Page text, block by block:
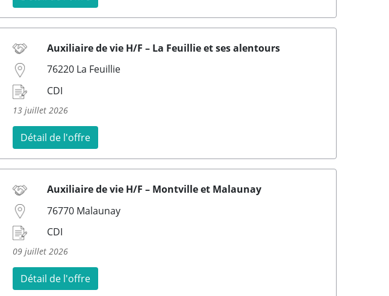
Auxiliaire de vie H/F – La Feuillie et ses alentours
76220 La Feuillie
CDI
13 juillet 2026
Détail de l'offre
Auxiliaire de vie H/F – Montville et Malaunay
76770 Malaunay
CDI
09 juillet 2026
Détail de l'offre